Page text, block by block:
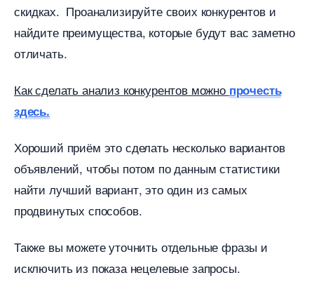
скидках. Проанализируйте своих конкурентов и
найдите преимущества, которые будут вас заметно
отличать.
Как сделать анализ конкурентов можно прочесть
здесь.
Хороший приём это сделать несколько варианто
объявлений, чтобы потом по данным статистики
найти лучший вариант, это один из самых
продвинутых способов.
Также вы можете уточнить отдельные фразы и
исключить из показа нецелевые запросы.